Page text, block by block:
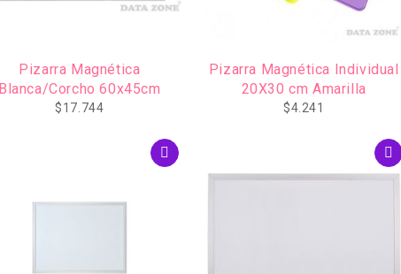
Pizarra Magnética
Blanca/Corcho 60x45cm
$17.744
Pizarra Magnética Individual
20X30 cm Amarilla
$4.241